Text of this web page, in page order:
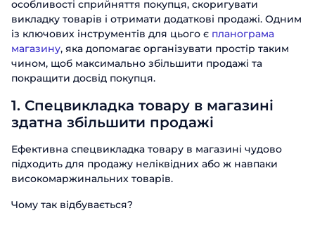
особливості сприйняття покупця, скоригувати
викладку товарів і отримати додаткові продажі. Одним
із ключових інструментів для цього є планограма
магазину, яка допомагає організувати простір таким
чином, щоб максимально збільшити продажі та
покращити досвід покупця.
1. Спецвикладка товару в магазині
здатна збільшити продажі
Ефективна спецвикладка товару в магазині чудово
підходить для продажу неліквідних або ж навпаки
високомаржинальних товарів.
Чому так відбувається?